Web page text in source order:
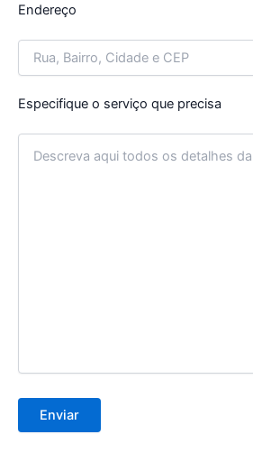
Endereço
Especifique o serviço que precisa